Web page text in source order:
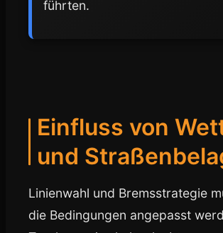
führten.
Einfluss von
und
Linienwahl und Bremsstrategie
die Bedingungen angepasst